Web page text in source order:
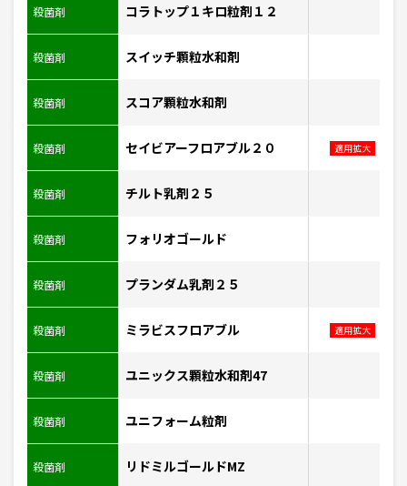
殺菌剤 コラトップ１キロ粒剤１２
殺菌剤 スイッチ顆粒水和剤
殺菌剤 スコア顆粒水和剤
適用拡大
殺菌剤 セイビアーフロアブル２０
殺菌剤 チルト乳剤２５
殺菌剤 フォリオゴールド
殺菌剤 プランダム乳剤２５
適用拡大
殺菌剤 ミラビスフロアブル
殺菌剤 ユニックス顆粒水和剤47
殺菌剤 ユニフォーム粒剤
殺菌剤 リドミルゴールドMZ